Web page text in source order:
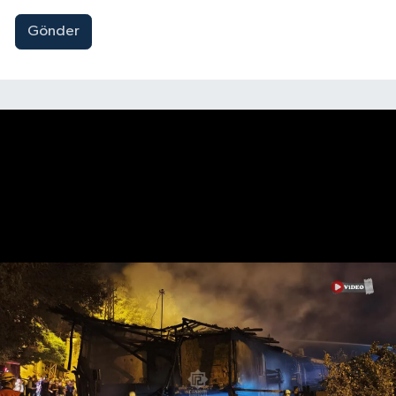
Gönder